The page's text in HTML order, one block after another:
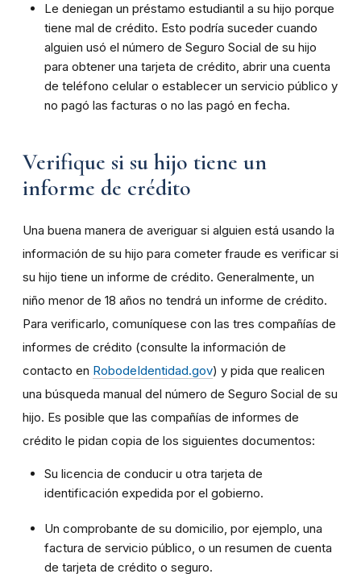
Le deniegan un préstamo estudiantil a su hijo porque
tiene mal de crédito. Esto podría suceder cuando
alguien usó el número de Seguro Social de su hijo
para obtener una tarjeta de crédito, abrir una cuenta
de teléfono celular o establecer un servicio público y
no pagó las facturas o no las pagó en fecha.
Verifique si su hijo tiene un
informe de crédito
Una buena manera de averiguar si alguien está usando la
información de su hijo para cometer fraude es verificar si
su hijo tiene un informe de crédito. Generalmente, un
niño menor de 18 años no tendrá un informe de crédito.
Para verificarlo, comuníquese con las tres compañías de
informes de crédito (consulte la información de
contacto en RobodeIdentidad.gov) y pida que realicen
una búsqueda manual del número de Seguro Social de su
hijo. Es posible que las compañías de informes de
crédito le pidan copia de los siguientes documentos:
Su licencia de conducir u otra tarjeta de
identificación expedida por el gobierno.
Un comprobante de su domicilio, por ejemplo, una
factura de servicio público, o un resumen de cuenta
de tarjeta de crédito o seguro.